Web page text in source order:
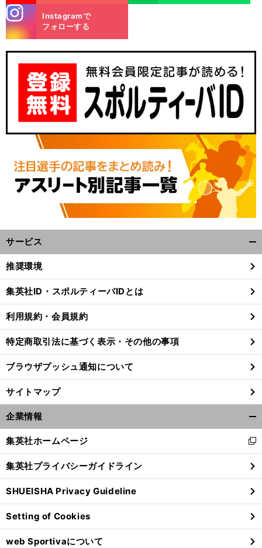
。
こ
前
へ
m
Instagramで
フォローする
サービス
閉
る
推奨環境
集英社ID・スポルティーバIDとは
利用規約・会員規約
特定商取引法に基づく表示・その他の事項
ブラウザプッシュ通知について
サイトマップ
企業情報
閉
る
集英社ホームページ
新
し
い
ウ
ィ
ン
ド
ウ
で
集英社プライバシーガイドライン
SHUEISHA Privacy Guideline
Setting of Cookies
web Sportivaについて